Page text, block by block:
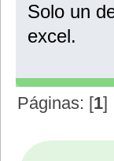
Solo un
excel.
Páginas: [1]